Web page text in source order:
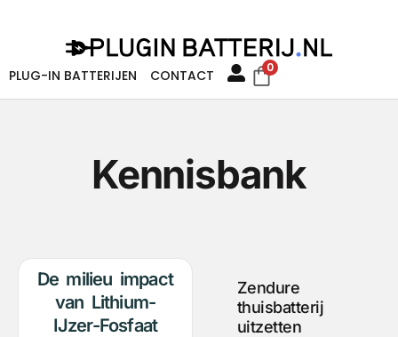
PLUG-IN BATTERIJEN CONTACT 0
Kennisbank
De milieu impact
van Lithium-
IJzer-Fosfaat
Zendure
thuisbatterij
uitzetten